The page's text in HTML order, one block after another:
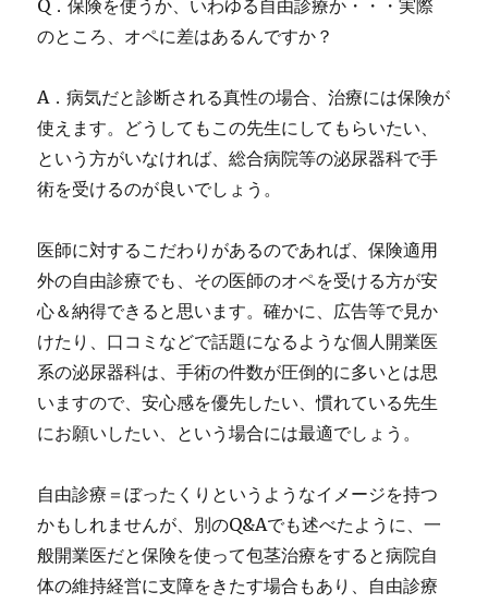
Q．保険を使うか、いわゆる自由診療か・・・実際
のところ、オペに差はあるんですか？
A．病気だと診断される真性の場合、治療には保険が
使えます。どうしてもこの先生にしてもらいたい、
という方がいなければ、総合病院等の泌尿器科で手
術を受けるのが良いでしょう。
医師に対するこだわりがあるのであれば、保険適用
外の自由診療でも、その医師のオペを受ける方が安
心＆納得できると思います。確かに、広告等で見か
けたり、口コミなどで話題になるような個人開業医
系の泌尿器科は、手術の件数が圧倒的に多いとは思
いますので、安心感を優先したい、慣れている先生
にお願いしたい、という場合には最適でしょう。
自由診療＝ぼったくりというようなイメージを持つ
かもしれませんが、別のQ&Aでも述べたように、一
般開業医だと保険を使って包茎治療をすると病院自
体の維持経営に支障をきたす場合もあり、自由診療